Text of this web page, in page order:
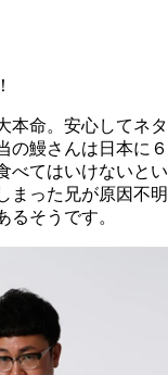
本命。安心してネタ
の鰻さんは日本に６
べてはいけないとい
まった兄が原因不明
そうです。